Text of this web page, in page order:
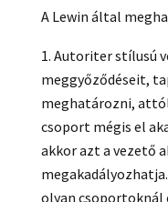
A Lewin által
Autoriter stílusú
meggyőződéseit,
meghatározni,
csoport mégis el
akkor azt a vezető
olyan csoportoknál